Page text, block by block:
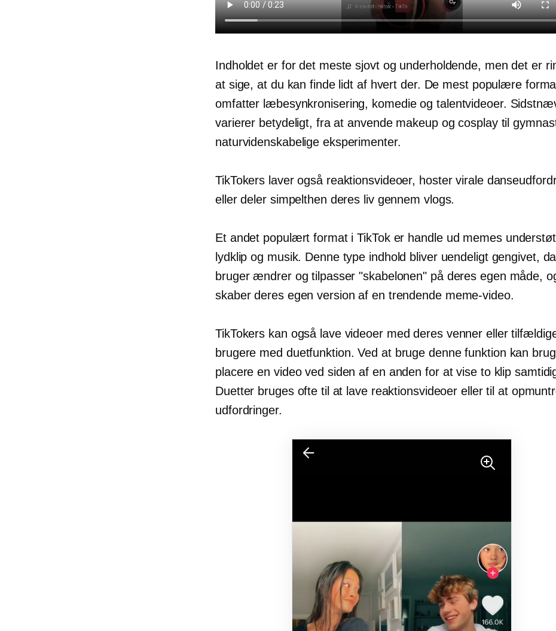
Indholdet er for det meste sjovt og underholdende, men det er
at sige, at du kan finde lidt af hvert der. De mest populære
omfatter læbesynkronisering, komedie og talentvideoer.
varierer betydeligt, fra at anvende makeup og cosplay til
naturvidenskabelige eksperimenter.
TikTokers laver også reaktionsvideoer, hoster virale
eller deler simpelthen deres liv gennem vlogs.
Et andet populært format i TikTok er handle ud memes
lydklip og musik. Denne type indhold bliver uendeligt gengivet,
bruger ændrer og tilpasser "skabelonen" på deres egen måde,
skaber deres egen version af en trendende meme-video.
TikTokers kan også lave videoer med deres venner eller
brugere med duetfunktion. Ved at bruge denne funktion kan
placere en video ved siden af ​​en anden for at vise to klip
Duetter bruges ofte til at lave reaktionsvideoer eller til at
udfordringer.